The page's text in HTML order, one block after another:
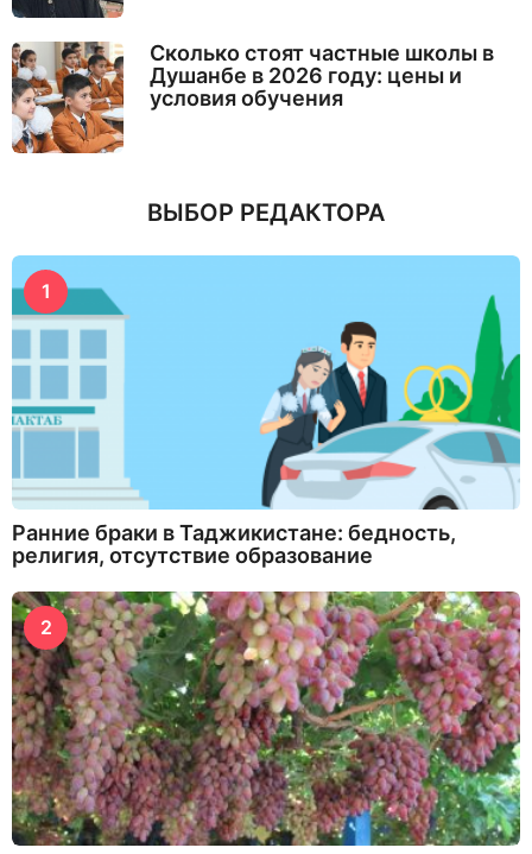
Сколько стоят частные школы в
Душанбе в 2026 году: цены и
условия обучения
ВЫБОР РЕДАКТОРА
1
Ранние браки в Таджикистане: бедность,
религия, отсутствие образование
2